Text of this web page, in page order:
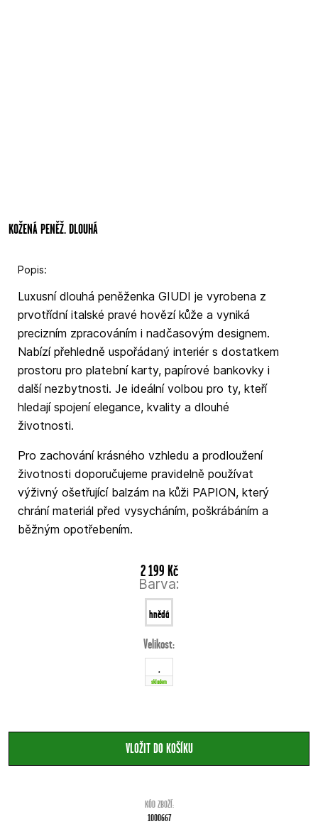
KOŽENÁ PENĚŽ. DLOUHÁ
Popis:
Luxusní dlouhá peněženka GIUDI je vyrobena z
prvotřídní italské pravé hovězí kůže a vyniká
precizním zpracováním i nadčasovým designem.
Nabízí přehledně uspořádaný interiér s dostatkem
prostoru pro platební karty, papírové bankovky i
další nezbytnosti. Je ideální volbou pro ty, kteří
hledají spojení elegance, kvality a dlouhé
životnosti.
Pro zachování krásného vzhledu a prodloužení
životnosti doporučujeme pravidelně používat
výživný ošetřující balzám na kůži PAPION, který
chrání materiál před vysycháním, poškrábáním a
běžným opotřebením.
2 199 Kč
Barva:
hnědá
Velikost:
.
skladem
KÓD ZBOŽÍ:
1000667